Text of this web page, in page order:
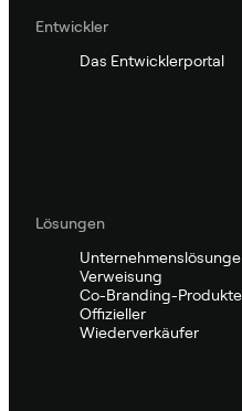
Entwickler
Das Entwicklerportal
Lösungen
Verweisung
Co-Branding-Produkte
Offizieller
Wiederverkäufer